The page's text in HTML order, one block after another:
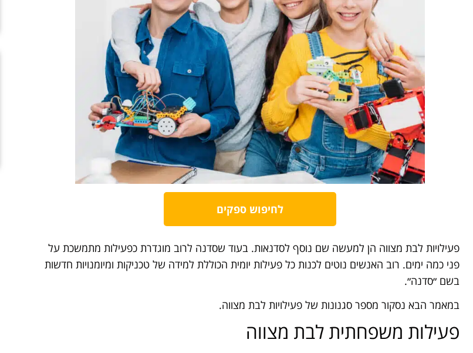
לחיפוש ספקים
פעילויות לבת מצווה הן למעשה שם נוסף לסדנאות. בעוד שסדנה לרוב מוגדרת כפעילות מתמשכת על
פני כמה ימים. רוב האנשים נוטים לכנות כל פעילות יומית הכוללת למידה של טכניקות ומיומנויות חדשות
בשם ״סדנה״.
במאמר הבא נסקור מספר סגנונות של פעילויות לבת מצווה.
פעילות משפחתית לבת מצווה